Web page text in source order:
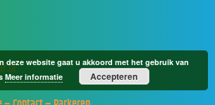
deze website gaat u akkoord met het gebruik van
Meer informatie Accepteren